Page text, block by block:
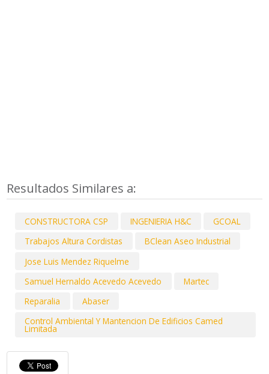
Resultados Similares a:
CONSTRUCTORA CSP INGENIERIA H&C
GCOAL
Trabajos Altura Cordistas
BClean Aseo Industrial
Jose Luis Mendez Riquelme
Samuel Hernaldo Acevedo Acevedo
Martec
Reparalia
Abaser
Control Ambiental Y Mantencion De Edificios Camed
Limitada